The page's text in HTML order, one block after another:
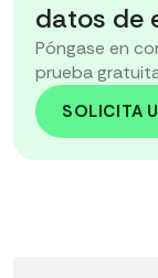
datos de
Póngase en
prueba
SOLICITA